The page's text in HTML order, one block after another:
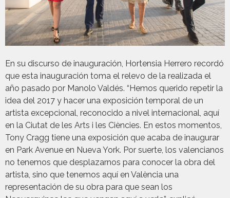
En su discurso de inauguración, Hortensia Herrero recordó
que esta inauguración toma el relevo de la realizada el
año pasado por Manolo Valdés. “Hemos querido repetir la
idea del 2017 y hacer una exposición temporal de un
artista excepcional, reconocido a nivel internacional, aquí
en la Ciutat de les Arts i les Ciències. En estos momentos,
Tony Cragg tiene una exposición que acaba de inaugurar
en Park Avenue en Nueva York. Por suerte, los valencianos
no tenemos que desplazarnos para conocer la obra del
artista, sino que tenemos aquí en València una
representación de su obra para que sean los